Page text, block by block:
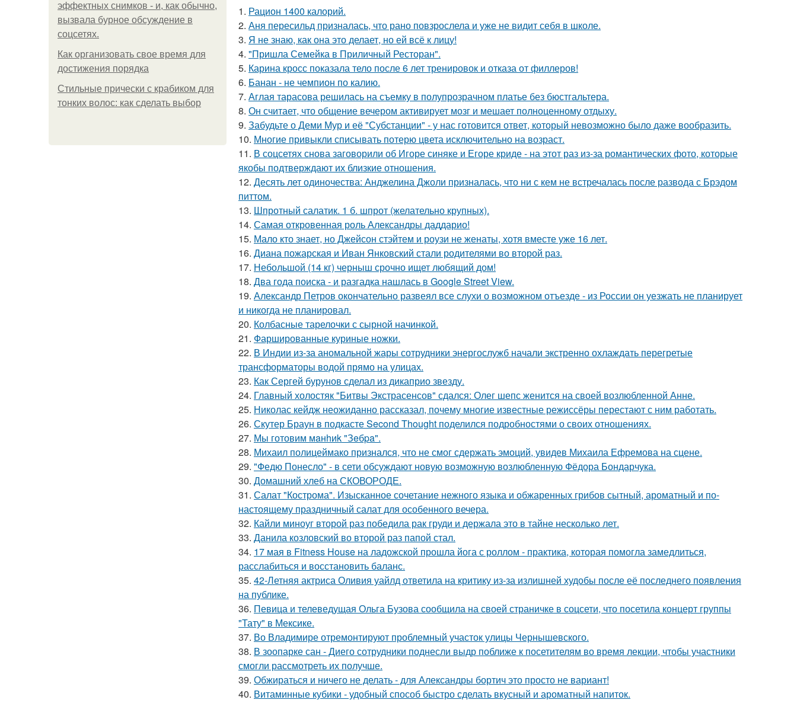
эффектных снимков - и, как обычно,
вызвала бурное обсуждение в
соцсетях.
Как организовать свое время для
достижения порядка
Стильные прически с крабиком для
тонких волос: как сделать выбор
1. Рацион 1400 калорий.
2. Аня пересильд призналась, что рано повзрослела и уже не видит себя в школе.
3. Я не знаю, как она это делает, но ей всё к лицу!
4. "Пришла Семейка в Приличный Ресторан".
5. Карина кросс показала тело после 6 лет тренировок и отказа от филлеров!
6. Банан - не чемпион по калию.
7. Аглая тарасова решилась на съемку в полупрозрачном платье без бюстгальтера.
8. Он считает, что общение вечером активирует мозг и мешает полноценному отдыху.
9. Забудьте о Деми Мур и её "Субстанции" - у нас готовится ответ, который невозможно было даже вообразить.
10. Многие привыкли списывать потерю цвета исключительно на возраст.
11. В соцсетях снова заговорили об Игоре синяке и Егоре криде - на этот раз из-за романтических фото, которые
якобы подтверждают их близкие отношения.
12. Десять лет одиночества: Анджелина Джоли призналась, что ни с кем не встречалась после развода с Брэдом
питтом.
13. Шпротный салатик. 1 б. шпрот (желательно крупных).
14. Самая откровенная роль Александры даддарио!
15. Мало кто знает, но Джейсон стэйтем и роузи не женаты, хотя вместе уже 16 лет.
16. Диана пожарская и Иван Янковский стали родителями во второй раз.
17. Небольшой (14 кг) черныш срочно ищет любящий дом!
18. Два года поиска - и разгадка нашлась в Google Street View.
19. Александр Петров окончательно развеял все слухи о возможном отъезде - из России он уезжать не планирует
и никогда не планировал.
20. Колбасные тарелочки с сырной начинкой.
21. Фаршированные куриные ножки.
22. В Индии из-за аномальной жары сотрудники энергослужб начали экстренно охлаждать перегретые
трансформаторы водой прямо на улицах.
23. Как Сергей бурунов сделал из дикаприо звезду.
24. Главный холостяк "Битвы Экстрасенсов" сдался: Олег шепс женится на своей возлюбленной Анне.
25. Николас кейдж неожиданно рассказал, почему многие известные режиссёры перестают с ним работать.
26. Скутер Браун в подкасте Second Thought поделился подробностями о своих отношениях.
27. Мы готовим мaнhиk "Зeбpa".
28. Михаил полицеймако признался, что не смог сдержать эмоций, увидев Михаила Ефремова на сцене.
29. "Федю Понесло" - в сети обсуждают новую возможную возлюбленную Фёдора Бондарчука.
30. Домашний хлеб на СКОВОРОДЕ.
31. Салат "Кострома". Изысканное сочетание нежного языка и обжаренных грибов сытный, ароматный и по-
настоящему праздничный салат для особенного вечера.
32. Кайли миноуг второй раз победила рак груди и держала это в тайне несколько лет.
33. Данила козловский во второй раз папой стал.
34. 17 мая в Fitness House на ладожской прошла йога с роллом - практика, которая помогла замедлиться,
расслабиться и восстановить баланс.
35. 42-Летняя актриса Оливия уайлд ответила на критику из-за излишней худобы после её последнего появления
на публике.
36. Певица и телеведущая Ольга Бузова сообщила на своей страничке в соцсети, что посетила концерт группы
"Тату" в Мексике.
37. Во Владимире отремонтируют проблемный участок улицы Чернышевского.
38. В зоопарке сан - Диего сотрудники поднесли выдр поближе к посетителям во время лекции, чтобы участники
смогли рассмотреть их получше.
39. Обжираться и ничего не делать - для Александры бортич это просто не вариант!
40. Витаминные кубики - удобный способ быстро сделать вкусный и ароматный напиток.